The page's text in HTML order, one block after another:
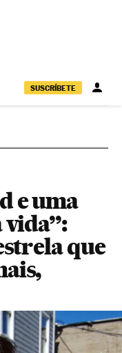
SUSCRÍBETE
e uma
vida”:
que